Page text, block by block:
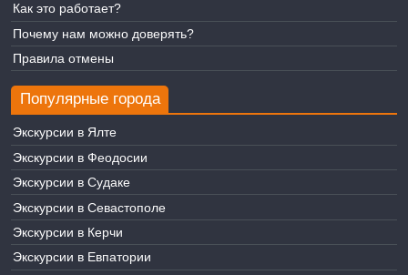
Как это работает?
Почему нам можно доверять?
Правила отмены
Популярные города
Экскурсии в Ялте
Экскурсии в Феодосии
Экскурсии в Судаке
Экскурсии в Севастополе
Экскурсии в Керчи
Экскурсии в Евпатории